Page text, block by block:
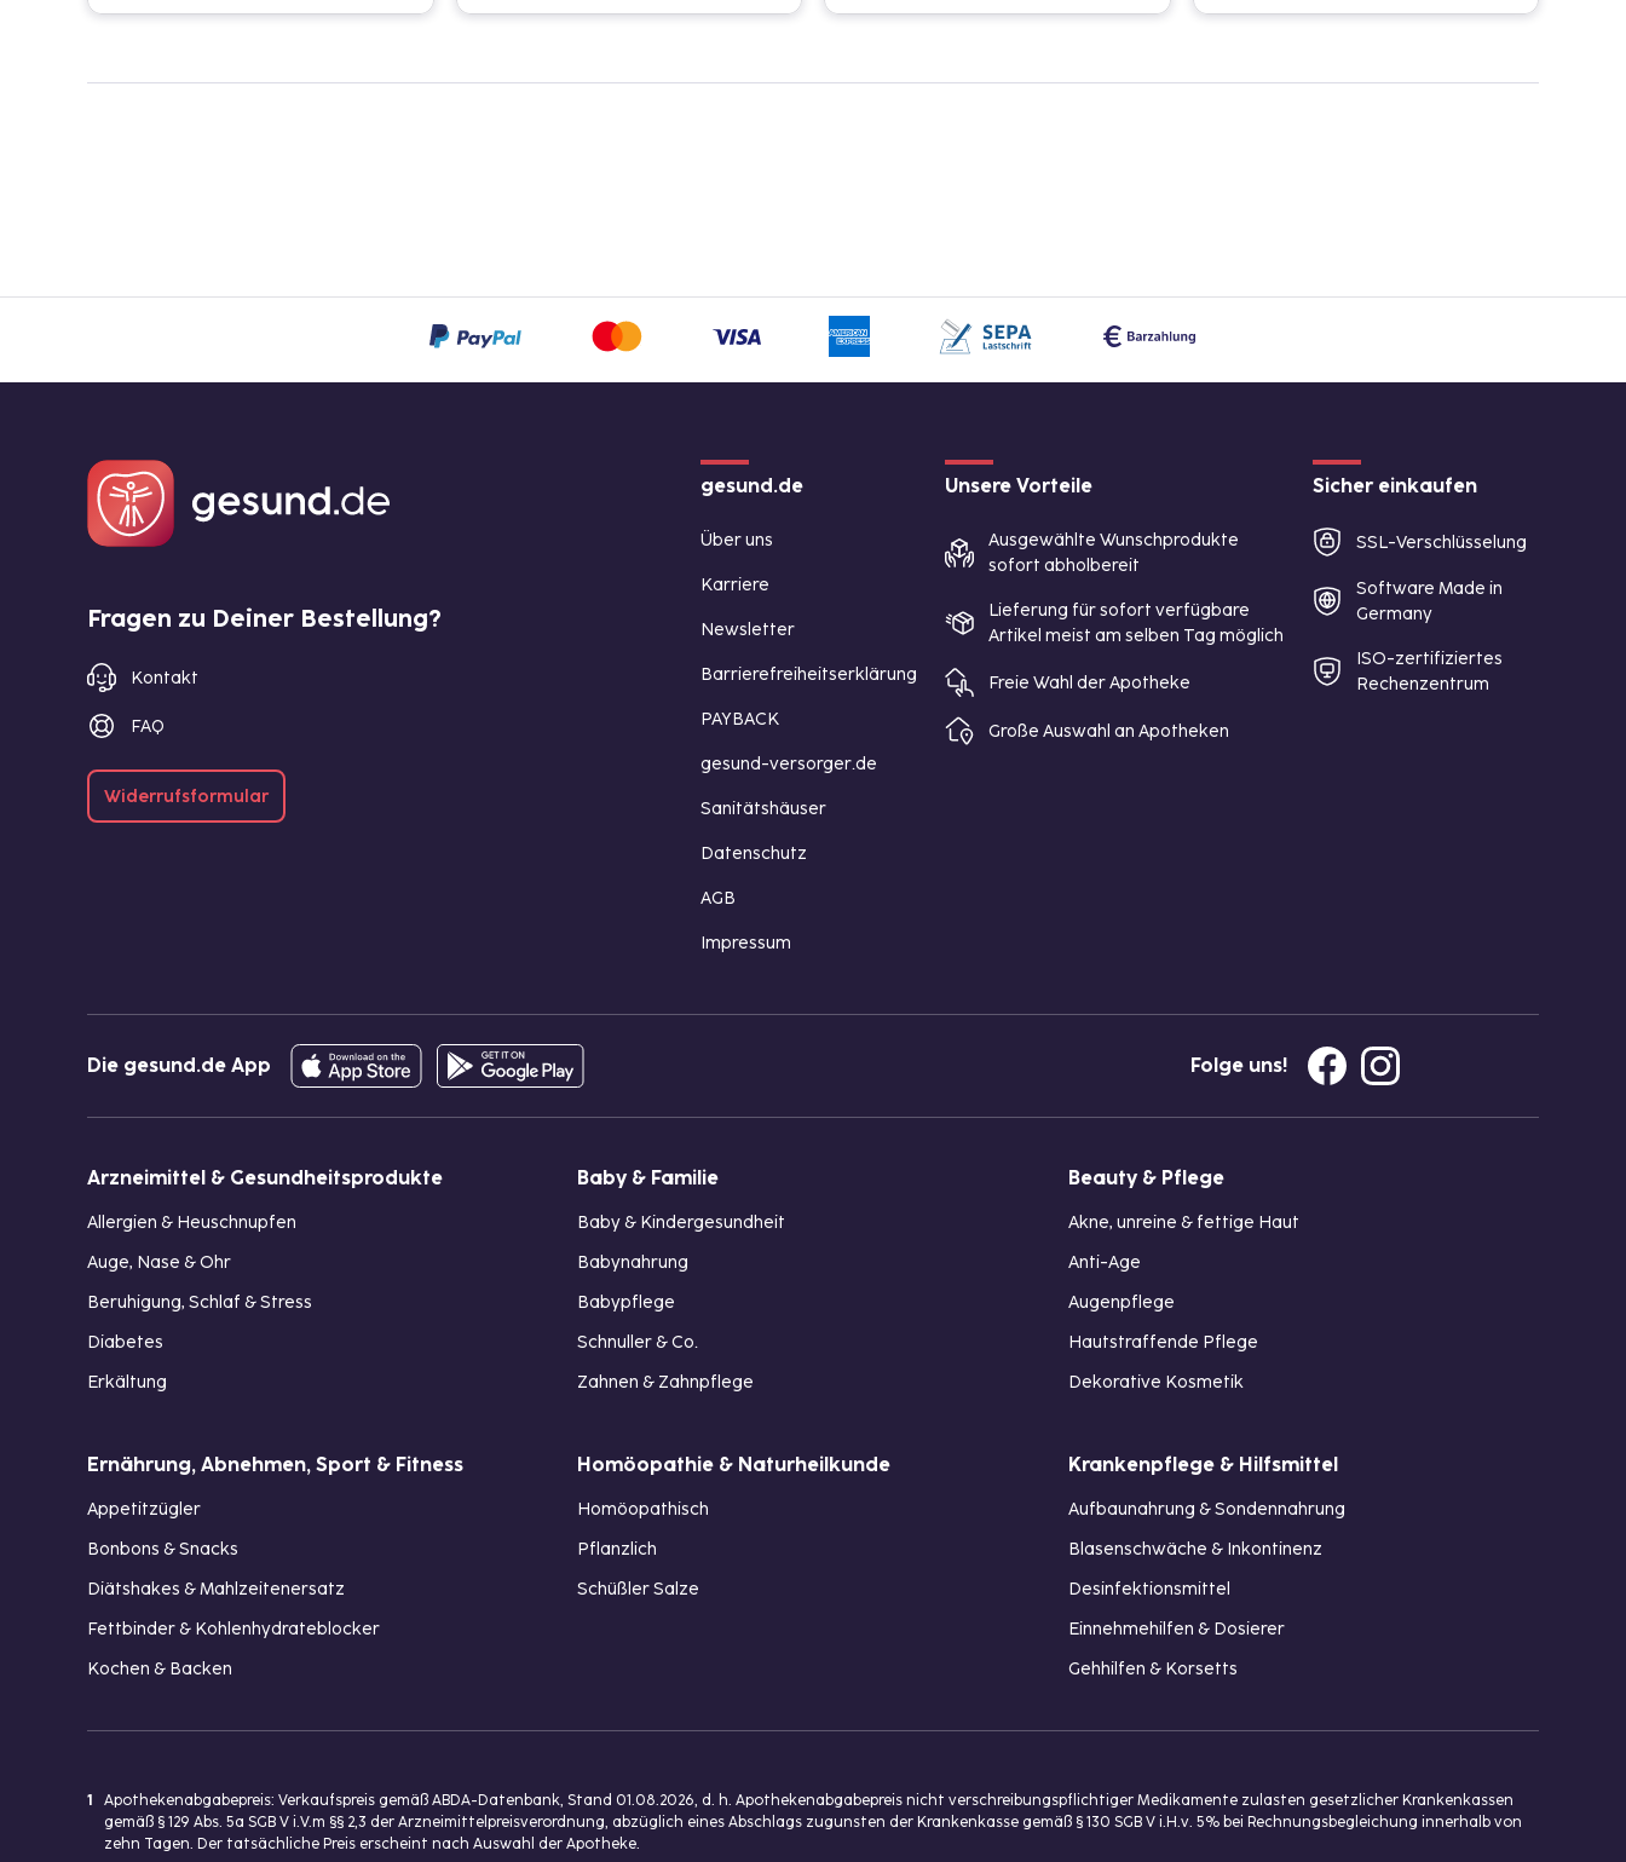
Fragen zu Deiner Bestellung?
Kontakt
FAQ
Widerrufsformular
gesund.de
Über uns
Karriere
Newsletter
Barrierefreiheitserklärung
PAYBACK
gesund-versorger.de
Sanitätshäuser
Datenschutz
AGB
Impressum
Unsere Vorteile
Ausgewählte Wunschprodukte
sofort abholbereit
Lieferung für sofort verfügbare
Artikel meist am selben Tag möglich
Freie Wahl der Apotheke
Große Auswahl an Apotheken
Sicher einkaufen
SSL-Verschlüsselung
Software Made in
Germany
ISO-zertifiziertes
Rechenzentrum
Die gesund.de App Folge uns!
Arzneimittel & Gesundheitsprodukte
Allergien & Heuschnupfen
Auge, Nase & Ohr
Beruhigung, Schlaf & Stress
Diabetes
Erkältung
Baby & Familie
Baby & Kindergesundheit
Babynahrung
Babypflege
Schnuller & Co.
Zahnen & Zahnpflege
Beauty & Pflege
Akne, unreine & fettige Haut
Anti-Age
Augenpflege
Hautstraffende Pflege
Dekorative Kosmetik
Ernährung, Abnehmen, Sport & Fitness
Appetitzügler
Bonbons & Snacks
Diätshakes & Mahlzeitenersatz
Fettbinder & Kohlenhydrateblocker
Kochen & Backen
Homöopathie & Naturheilkunde
Homöopathisch
Pflanzlich
Schüßler Salze
Krankenpflege & Hilfsmittel
Aufbaunahrung & Sondennahrung
Blasenschwäche & Inkontinenz
Desinfektionsmittel
Einnehmehilfen & Dosierer
Gehhilfen & Korsetts
1
Apothekenabgabepreis: Verkaufspreis gemäß ABDA-Datenbank, Stand 01.08.2026, d. h. Apothekenabgabepreis nicht verschreibungspflichtiger Medikamente zulasten gesetzlicher Krankenkassen
gemäß § 129 Abs. 5a SGB V i.V.m §§ 2,3 der Arzneimittelpreisverordnung, abzüglich eines Abschlags zugunsten der Krankenkasse gemäß § 130 SGB V i.H.v. 5% bei Rechnungsbegleichung innerhalb von
zehn Tagen. Der tatsächliche Preis erscheint nach Auswahl der Apotheke.